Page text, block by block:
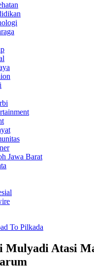
Jawa Barat
To Pilkada
Mulyadi Atasi